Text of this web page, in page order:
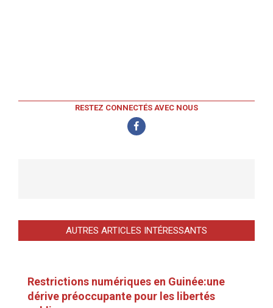
RESTEZ CONNECTÉS AVEC NOUS
AUTRES ARTICLES INTÉRESSANTS
Restrictions numériques en Guinée:une
dérive préoccupante pour les libertés